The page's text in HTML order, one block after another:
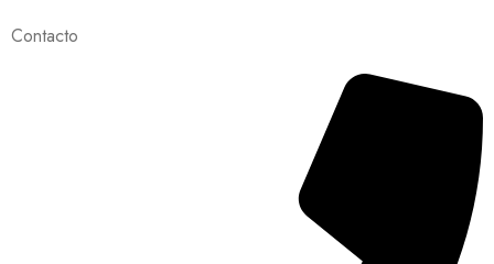
Contacto